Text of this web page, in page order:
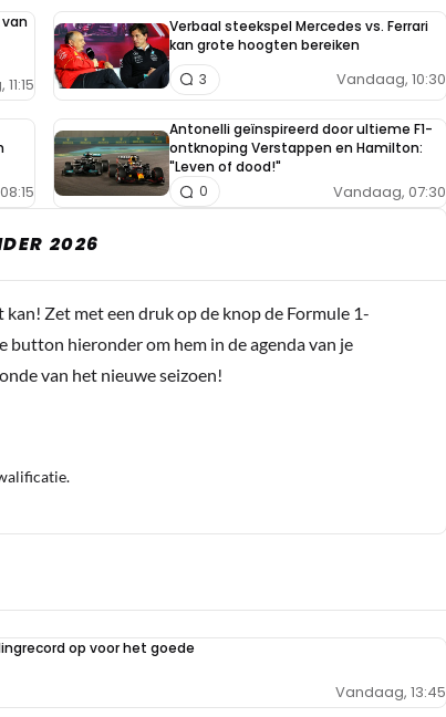
Verbaal steekspel Mercedes vs. Ferrari
kan grote hoogten bereiken
Vandaag, 10:30
3
Antonelli geïnspireerd door ultieme F1-
ontknoping Verstappen en Hamilton:
"Leven of dood!"
Vandaag, 07:30
0
2026
Zet met een druk op de knop de Formule 1-
button hieronder om hem in de agenda van je
van het nieuwe seizoen!
op voor het goede
Vandaag, 13:45